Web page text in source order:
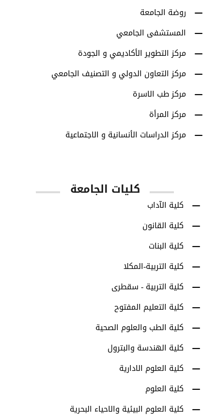
روضة الجامعة
المستشفى الجامعي
مركز التطوير الأكاديمي و الجودة
مركز التعاون الدولي و التصنيف الجامعي
مركز طب الاسرة
مركز المرأة
مركز الدراسات الأنسانية و الاجتماعية
كليات الجامعة
كلية الآداب
كلية القانون
كلية البنات
كلية التربية-المكلا
كلية التربية - سقطرى
كلية التعليم المفتوح
كلية الطب والعلوم الصحية
كلية الهندسة والبترول
كلية العلوم الادارية
كلية العلوم
كلية العلوم البيئية والاحياء البحرية